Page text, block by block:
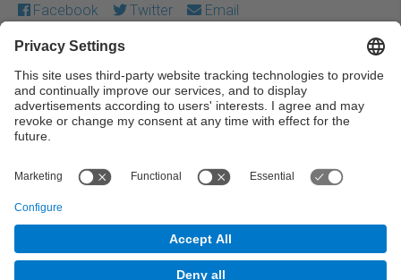
Facebook Twitter Email
Except where otherwise noted, content on this work is
licensed under a Creative Commons license:Attribution-
NonCommercial-NoDerivs 3.0 Spain